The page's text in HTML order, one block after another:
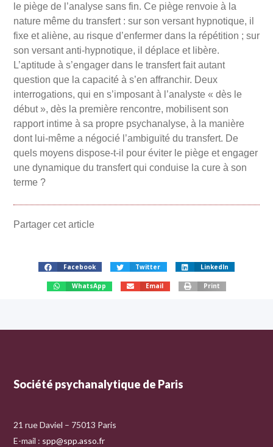
le piège de l’analyse sans fin. Ce piège renvoie à la
nature même du transfert : sur son versant hypnotique, il
fixe et aliène, au risque d’enfermer dans la répétition ; sur
son versant anti-hypnotique, il déplace et libère.
L’aptitude à s’engager dans le transfert fait autant
question que la capacité à s’en affranchir. Deux
interrogations, qui en s’imposant à l’analyste « dès le
début », dès la première rencontre, mobilisent son
rapport intime à sa propre psychanalyse, à la manière
dont lui-même a négocié l’ambiguïté du transfert. De
quels moyens dispose-t-il pour éviter le piège et engager
une dynamique du transfert qui conduise la cure à son
terme ?
Partager cet article
Facebook Twitter LinkedIn
WhatsApp Email Print
Société psychanalytique de Paris
21 rue Daviel – 75013 Paris
E-mail : spp@spp.asso.fr